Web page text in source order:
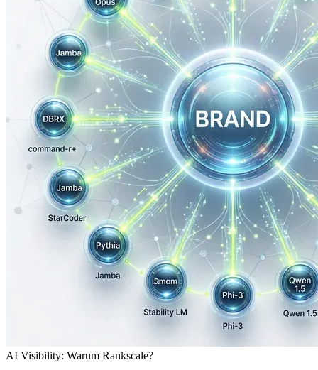
AI Visibility: Warum Rankscale?